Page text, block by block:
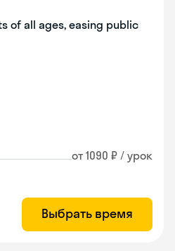
of all ages, easing public
от 1090 ₽ / урок
Выбрать время